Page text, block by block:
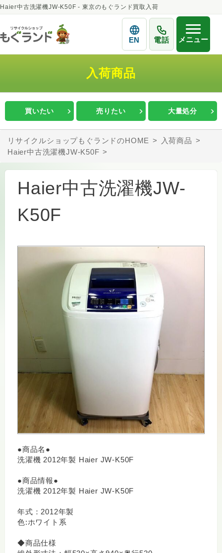
Haier中古洗濯機JW-K50F - 東京のもぐランド買取入荷
EN 電話 メニュー
入荷商品
買いたい 売りたい 大量処分
リサイクルショップもぐランドのHOME
入荷商品
Haier中古洗濯機JW-K50F
Haier中古洗濯機JW-
K50F
●商品名●
洗濯機 2012年製 Haier JW-K50F
●商品情報●
洗濯機 2012年製 Haier JW-K50F
年式：2012年製
色:ホワイト系
◆商品仕様